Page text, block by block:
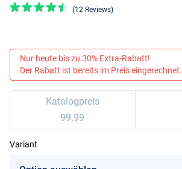
(12 Reviews)
Nur heute bis zu 30% Extra-Rabatt!
Der Rabatt ist bereits im Preis eingerechnet.
Katalogpreis
99.99
Variant